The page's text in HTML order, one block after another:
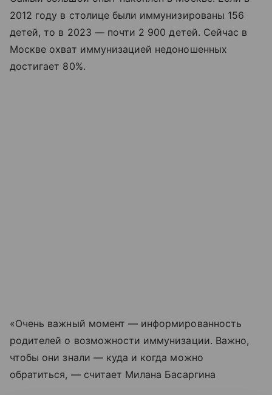
2012 году в столице были иммунизированы 156
детей, то в 2023 — почти 2 900 детей. Сейчас в
Москве охват иммунизацией недоношенных
достигает 80%.
«Очень важный момент — информированность
родителей о возможности иммунизации. Важно,
чтобы они знали — куда и когда можно
обратиться, — считает Милана Басаргина